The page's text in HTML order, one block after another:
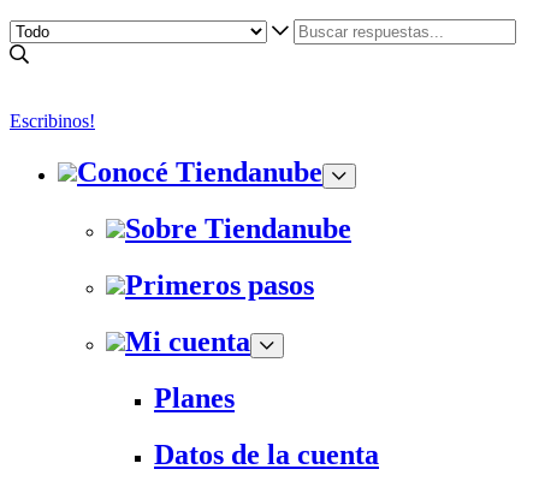
Escribinos!
Conocé Tiendanube
Sobre Tiendanube
Primeros pasos
Mi cuenta
Planes
Datos de la cuenta